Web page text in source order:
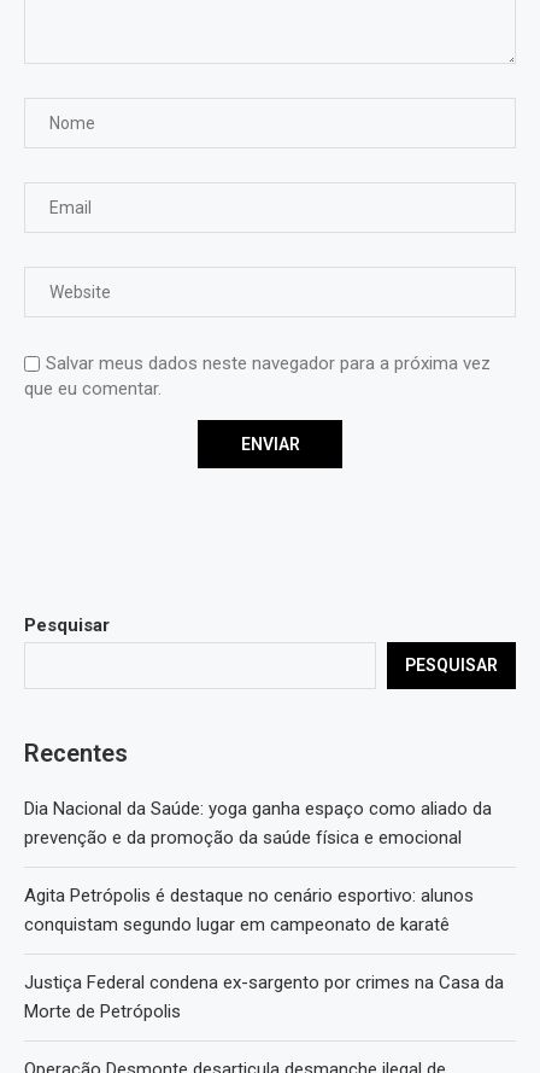
Salvar meus dados neste navegador para a próxima vez
que eu comentar.
Pesquisar
PESQUISAR
Recentes
Dia Nacional da Saúde: yoga ganha espaço como aliado da
prevenção e da promoção da saúde física e emocional
Agita Petrópolis é destaque no cenário esportivo: alunos
conquistam segundo lugar em campeonato de karatê
Justiça Federal condena ex-sargento por crimes na Casa da
Morte de Petrópolis